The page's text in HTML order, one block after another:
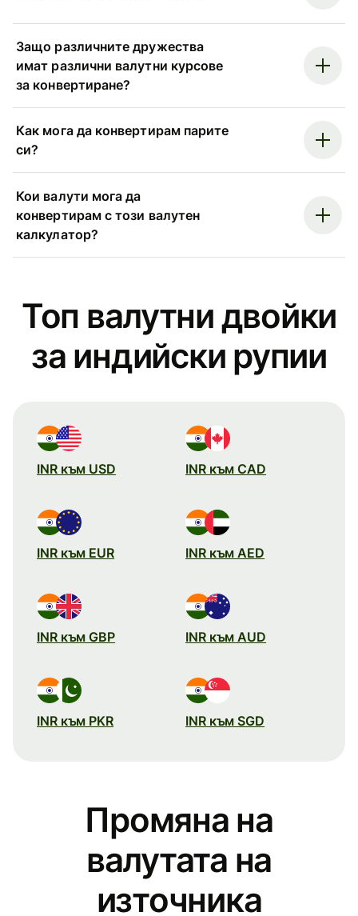
Защо различните дружества
имат различни валутни курсове
за конвертиране?
Как мога да конвертирам парите
си?
Кои валути мога да
конвертирам с този валутен
калкулатор?
Топ валутни двойки
за индийски рупии
INR към USD INR към CAD
INR към EUR INR към AED
INR към GBP INR към AUD
INR към PKR INR към SGD
Промяна на
валутата на
източника